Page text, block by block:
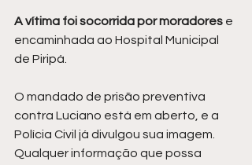
A vítima foi socorrida por moradores e
encaminhada ao Hospital Municipal
de Piripá.
O mandado de prisão preventiva
contra Luciano está em aberto, e a
Polícia Civil já divulgou sua imagem.
Qualquer informação que possa